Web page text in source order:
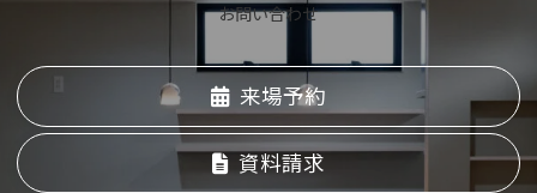
お問い合わせ
来場予約
資料請求